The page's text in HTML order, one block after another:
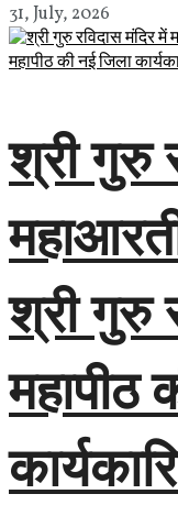
31, July, 2026
श्री गुरु
श्री गुरु
महापीठ